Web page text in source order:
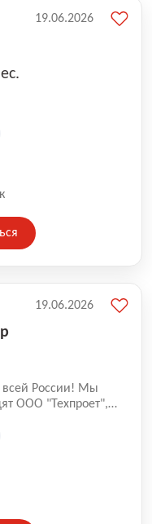
19.06.2026
России! Мы
ООО "Техпроет",
отрасли.
крупнейших
19.06.2026